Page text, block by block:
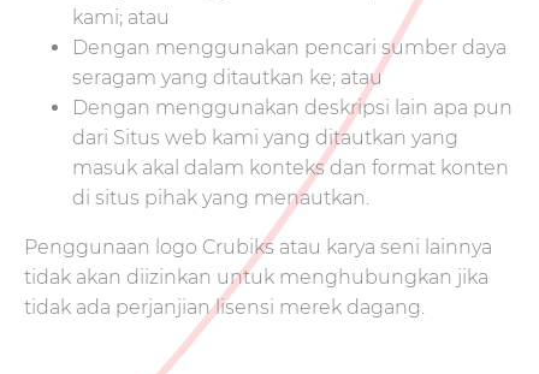
kami; atau
Dengan menggunakan pencari sumber daya
seragam yang ditautkan ke; atau
Dengan menggunakan deskripsi lain apa pun
dari Situs web kami yang ditautkan yang
masuk akal dalam konteks dan format konten
di situs pihak yang menautkan.
Penggunaan logo Crubiks atau karya seni lainnya
tidak akan diizinkan untuk menghubungkan jika
tidak ada perjanjian lisensi merek dagang.